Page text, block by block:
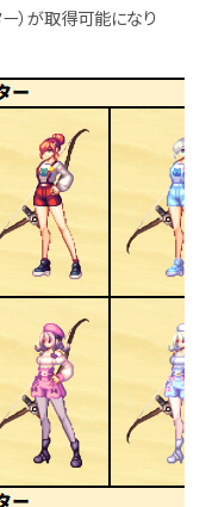
）が取得可能になり